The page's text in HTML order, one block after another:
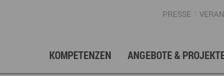
PRESSE
KOMPETENZEN ANGEBOTE &